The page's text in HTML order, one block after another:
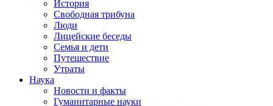
История
Свободная трибуна
Люди
Лицейские беседы
Семья и дети
Путешествие
Утраты
Наука
Новости и факты
Гуманитарные науки